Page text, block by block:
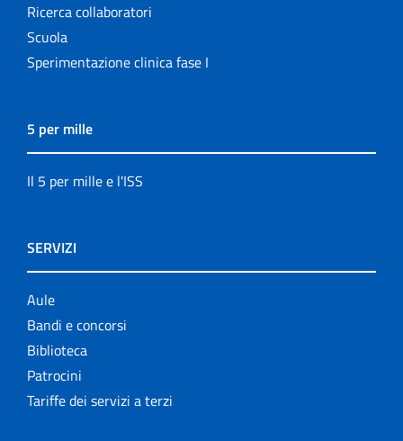
Ricerca collaboratori
Scuola
Sperimentazione clinica fase I
5 per mille
Il 5 per mille e l'ISS
SERVIZI
Aule
Bandi e concorsi
Biblioteca
Patrocini
Tariffe dei servizi a terzi